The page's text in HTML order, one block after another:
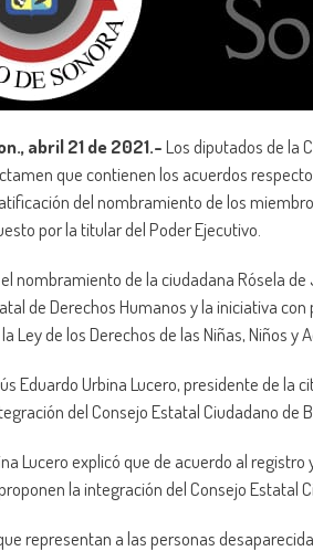
abril 21 de 2021.-Los diputados de la
que contienen los acuerdos
del nombramiento de los
por la titular del Poder Ejecutivo.
nombramiento de la ciudadana Rósela
de Derechos Humanos y la iniciativa
Ley de los Derechos de las Niñas, Niños
Eduardo Urbina Lucero, presidente de la
del Consejo Estatal Ciudadano de
Lucero explicó que de acuerdo al
la integración del Consejo Estatal
representan a las personas